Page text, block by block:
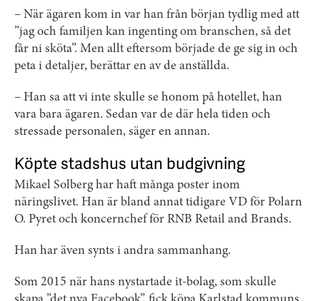
– När ägaren kom in var han från början tydlig med att
”jag och familjen kan ingenting om branschen, så det
får ni sköta”. Men allt eftersom började de ge sig in och
peta i detaljer, berättar en av de anställda.
– Han sa att vi inte skulle se honom på hotellet, han
vara bara ägaren. Sedan var de där hela tiden och
stressade personalen, säger en annan.
Köpte stadshus utan budgivning
Mikael Solberg har haft många poster inom
näringslivet. Han är bland annat tidigare VD för Polarn
O. Pyret och koncernchef för RNB Retail and Brands.
Han har även synts i andra sammanhang.
Som 2015 när hans nystartade it-bolag, som skulle